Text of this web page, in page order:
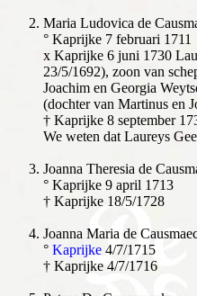
Maria Ludovica de
° Kaprijke 7 februari 1711
x Kaprijke 6 juni 1730
23/5/1692), zoon van
Joachim en Georgia
(dochter van Martinus en
† Kaprijke 8 september
We weten dat Laureys
Joanna Theresia de
° Kaprijke 9 april 1713
† Kaprijke 18/5/1728
Joanna Maria de
° Kaprijke 4/7/1715
† Kaprijke 4/7/1716